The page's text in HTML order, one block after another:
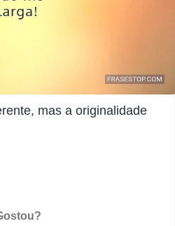
mas a originalidade